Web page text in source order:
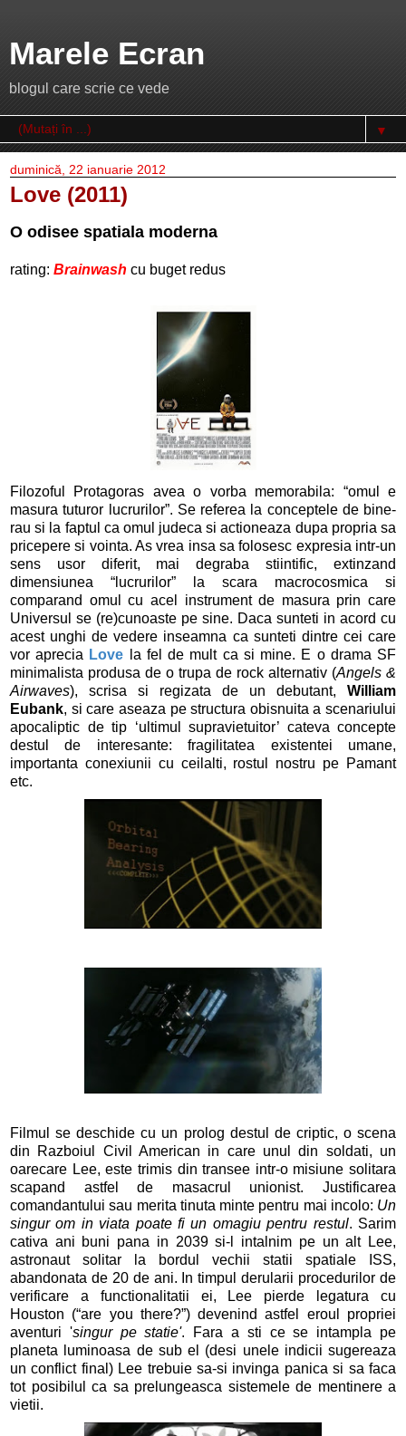
Marele Ecran
blogul care scrie ce vede
▼
duminică, 22 ianuarie 2012
Love (2011)
O odisee spatiala moderna
rating: Brainwash cu buget redus
Filozoful Protagoras avea o vorba memorabila: “omul e
masura tuturor lucrurilor”. Se referea la conceptele de bine-
rau si la faptul ca omul judeca si actioneaza dupa propria sa
pricepere si vointa. As vrea insa sa folosesc expresia intr-un
sens usor diferit, mai degraba stiintific, extinzand
dimensiunea “lucrurilor” la scara macrocosmica si
comparand omul cu acel instrument de masura prin care
Universul se (re)cunoaste pe sine. Daca sunteti in acord cu
acest unghi de vedere inseamna ca sunteti dintre cei care
vor aprecia Love la fel de mult ca si mine. E o drama SF
minimalista produsa de o trupa de rock alternativ (Angels &
Airwaves), scrisa si regizata de un debutant, William
Eubank, si care aseaza pe structura obisnuita a scenariului
apocaliptic de tip ‘ultimul supravietuitor’ cateva concepte
destul de interesante: fragilitatea existentei umane,
importanta conexiunii cu ceilalti, rostul nostru pe Pamant
etc.
Filmul se deschide cu un prolog destul de criptic, o scena
din Razboiul Civil American in care unul din soldati, un
oarecare Lee, este trimis din transee intr-o misiune solitara
scapand astfel de masacrul unionist. Justificarea
comandantului sau merita tinuta minte pentru mai incolo: Un
singur om in viata poate fi un omagiu pentru restul. Sarim
cativa ani buni pana in 2039 si-l intalnim pe un alt Lee,
astronaut solitar la bordul vechii statii spatiale ISS,
abandonata de 20 de ani. In timpul derularii procedurilor de
verificare a functionalitatii ei, Lee pierde legatura cu
Houston (“are you there?”) devenind astfel eroul propriei
aventuri 'singur pe statie'. Fara a sti ce se intampla pe
planeta luminoasa de sub el (desi unele indicii sugereaza
un conflict final) Lee trebuie sa-si invinga panica si sa faca
tot posibilul ca sa prelungeasca sistemele de mentinere a
vietii.